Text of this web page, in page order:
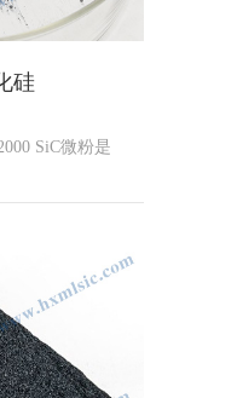
硅
SiC微粉是